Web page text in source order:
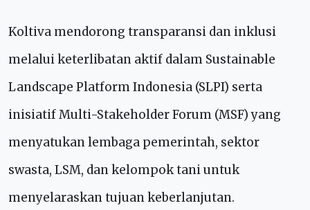
Koltiva mendorong transparansi dan inklusi
melalui keterlibatan aktif dalam Sustainable
Landscape Platform Indonesia (SLPI) serta
inisiatif Multi-Stakeholder Forum (MSF) yang
menyatukan lembaga pemerintah, sektor
swasta, LSM, dan kelompok tani untuk
menyelaraskan tujuan keberlanjutan.